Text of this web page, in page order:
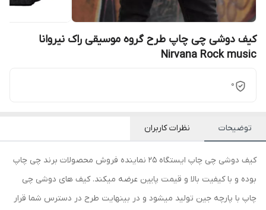
کیف دوشی چی چاپ طرح گروه موسیقی راک نیروانا
Nirvana Rock music
0
توضیحات نظرات کاربران
کیف دوشی چی چاپ ایستگاه 25 نماینده فروش محصولات برند چی چاپ
بوده و با کیفیت بالا و قیمت پایین عرضه میکند. کیف های دوشی چی
چاپ با پارچه جین تولید میشود و در بینهایت طرح در دسترس شما قرار